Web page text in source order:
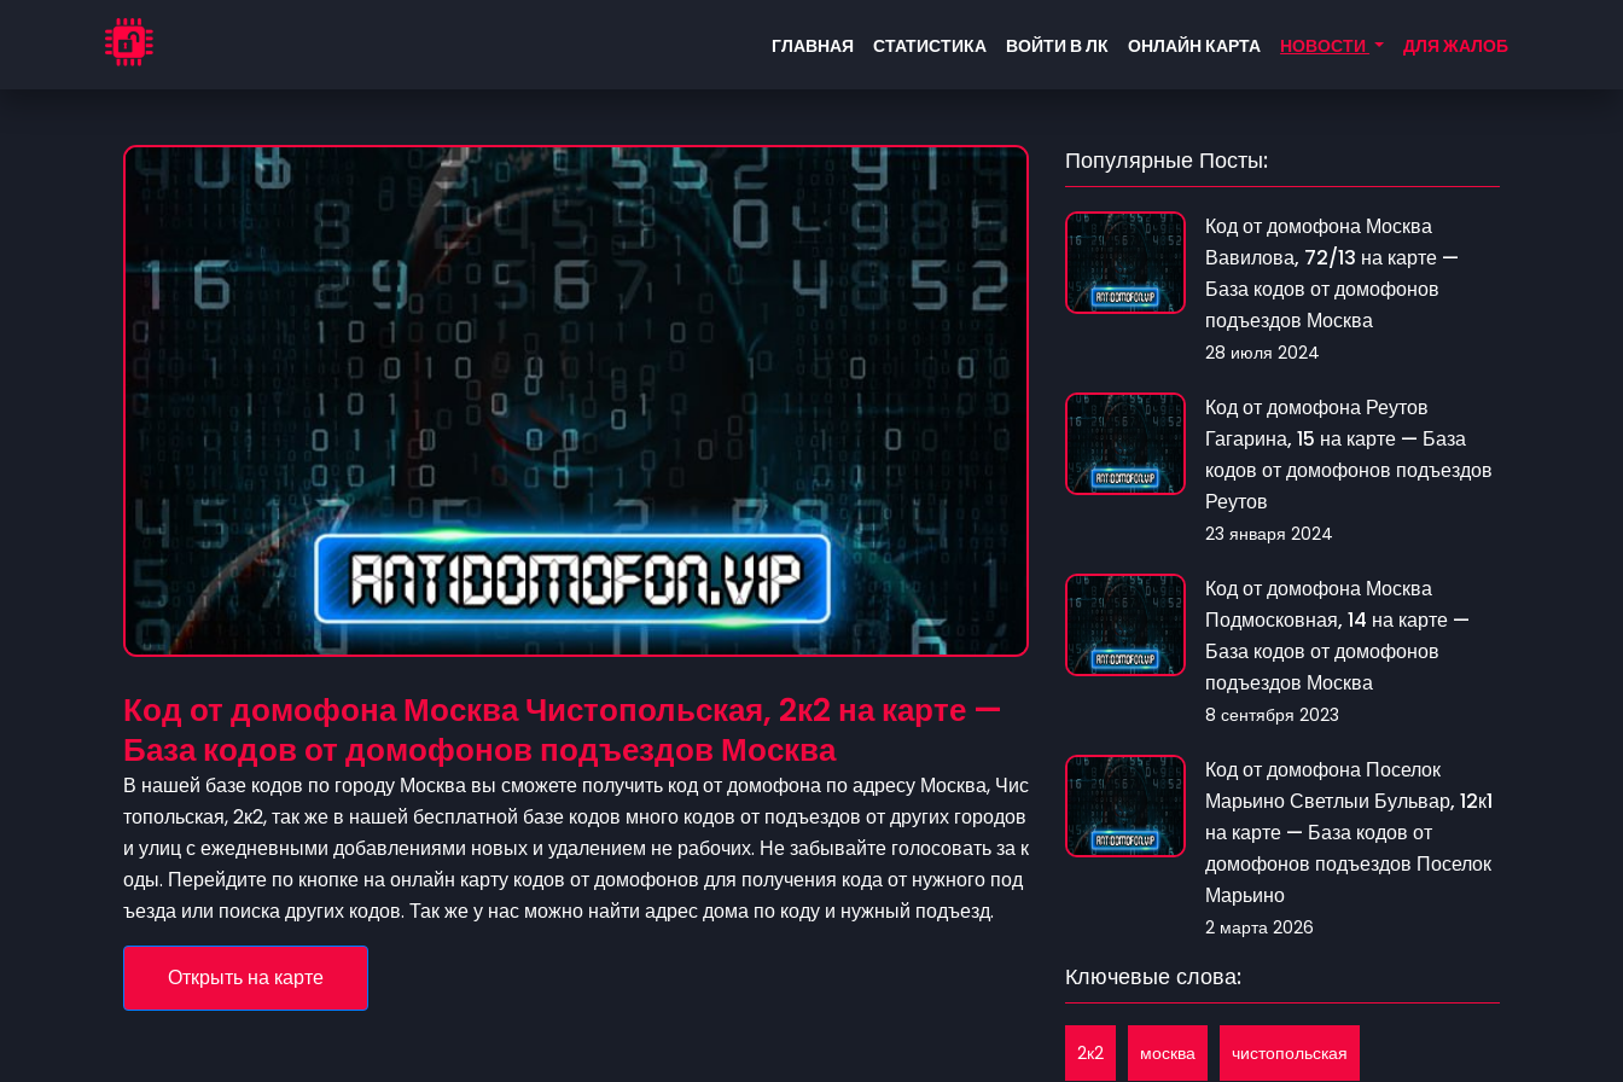
ГЛАВНАЯ СТАТИСТИКА ВОЙТИ В ЛК ОНЛАЙН КАРТА НОВОСТИ ДЛЯ ЖАЛОБ
Код от домофона Москва Чистопольская, 2к2 на карте —
База кодов от домофонов подъездов Москва
В нашей базе кодов по городу Москва вы сможете получить код от домофона по адресу Москва, Чис
топольская, 2к2, так же в нашей бесплатной базе кодов много кодов от подъездов от других городов
и улиц с ежедневными добавлениями новых и удалением не рабочих. Не забывайте голосовать за к
оды. Перейдите по кнопке на онлайн карту кодов от домофонов для получения кода от нужного под
ъезда или поиска других кодов. Так же у нас можно найти адрес дома по коду и нужный подъезд.
Открыть на карте
Популярные Посты:
Код от домофона Москва
Вавилова, 72/13 на карте —
База кодов от домофонов
подъездов Москва
28 июля 2024
Код от домофона Реутов
Гагарина, 15 на карте — База
кодов от домофонов подъездов
Реутов
23 января 2024
Код от домофона Москва
Подмосковная, 14 на карте —
База кодов от домофонов
подъездов Москва
8 сентября 2023
Код от домофона Поселок
Марьино Светлыи Бульвар, 12к1
на карте — База кодов от
домофонов подъездов Поселок
Марьино
2 марта 2026
Ключевые слова:
2к2 москва чистопольская